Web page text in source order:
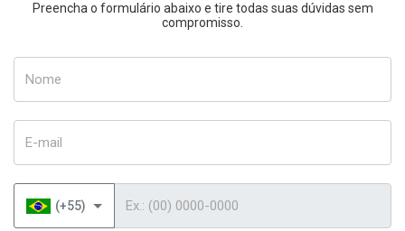
Preencha o formulário abaixo e tire todas suas dúvidas sem
compromisso.
(+55)